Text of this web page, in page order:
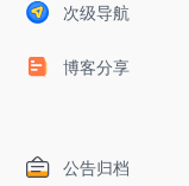
次级导航
博客分享
公告归档